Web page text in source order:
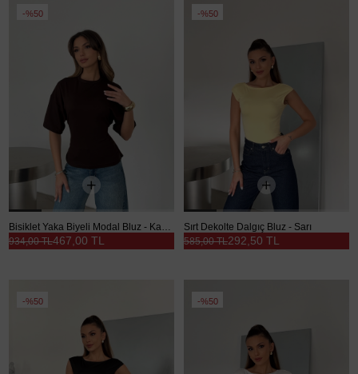
%50
Bisiklet Yaka Biyeli Modal Bluz - Kahve
467,00 TL
934,00 TL
%50
Sırt Dekolte Dalgıç Bluz - Sarı
292,50 TL
585,00 TL
%50 %50